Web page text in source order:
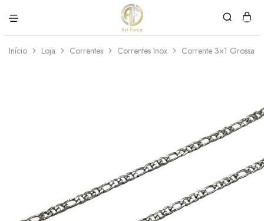
Force
personalizadas
Início Loja Correntes Correntes Inox Corrente 3×1 Grossa